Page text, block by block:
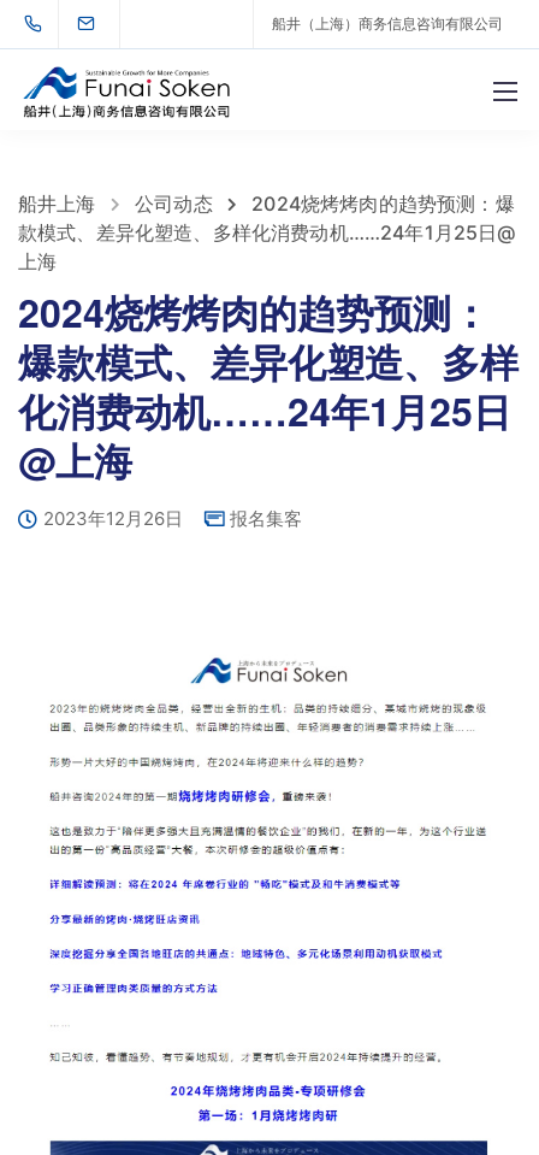
船井（上海）商务信息咨询有限公司
船井上海 公司动态
2024烧烤烤肉的趋势预测：爆
款模式、差异化塑造、多样化消费动机……24年1月25日@
上海
2024烧烤烤肉的趋势预测：
爆款模式、差异化塑造、多样
化消费动机……24年1月25日
@上海
2023年12月26日 报名集客